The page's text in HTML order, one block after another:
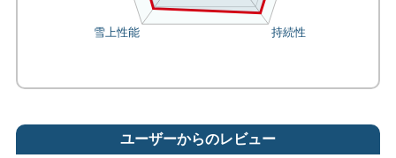
ユーザーからのレビュー